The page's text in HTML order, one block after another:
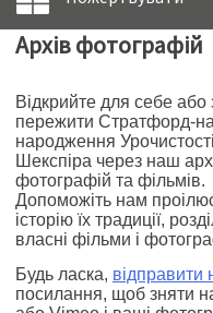
Архів фотографій
Відкрийте для себе або
пережити Стратфорд-
народження
Шекспіра через наш
фотографій та фільмів.
Допоможіть нам
історію їх традиції,
власні фільми і
Будь ласка, відправити
посилання, щоб зняти